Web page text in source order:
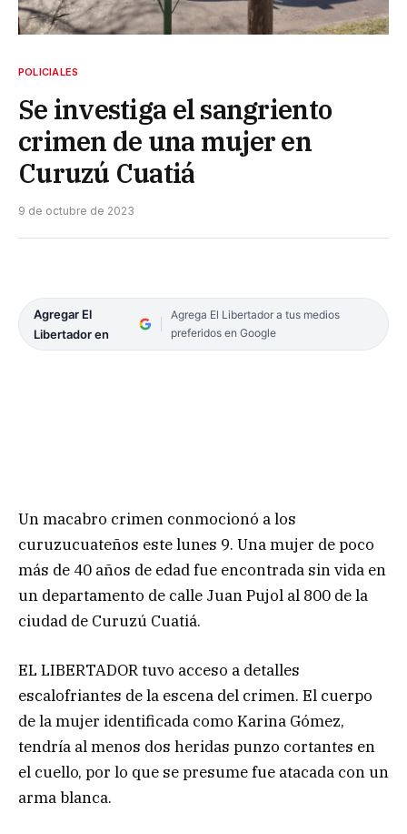
POLICIALES
Se investiga el sangriento
crimen de una mujer en
Curuzú Cuatiá
9 de octubre de 2023
Agregar El
Libertador en
Agrega El Libertador a tus medios
preferidos en Google
Un macabro crimen conmocionó a los
curuzucuateños este lunes 9. Una mujer de poco
más de 40 años de edad fue encontrada sin vida en
un departamento de calle Juan Pujol al 800 de la
ciudad de Curuzú Cuatiá.
EL LIBERTADOR tuvo acceso a detalles
escalofriantes de la escena del crimen. El cuerpo
de la mujer identificada como Karina Gómez,
tendría al menos dos heridas punzo cortantes en
el cuello, por lo que se presume fue atacada con un
arma blanca.